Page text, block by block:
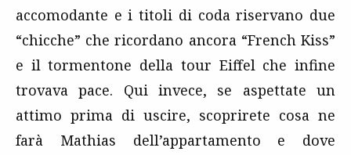
accomodante e i titoli di coda riservano due
“chicche” che ricordano ancora “French Kiss”
e il tormentone della tour Eiffel che infine
trovava pace. Qui invece, se aspettate un
attimo prima di uscire, scoprirete cosa ne
farà Mathias dell’appartamento e dove